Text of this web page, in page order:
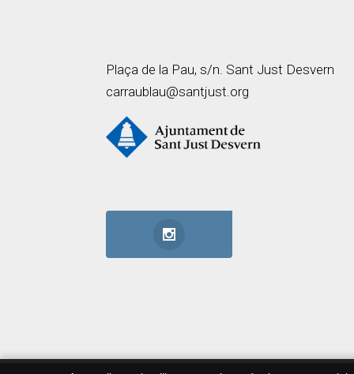
Plaça de la Pau, s/n. Sant Just Desvern
carraublau@santjust.org